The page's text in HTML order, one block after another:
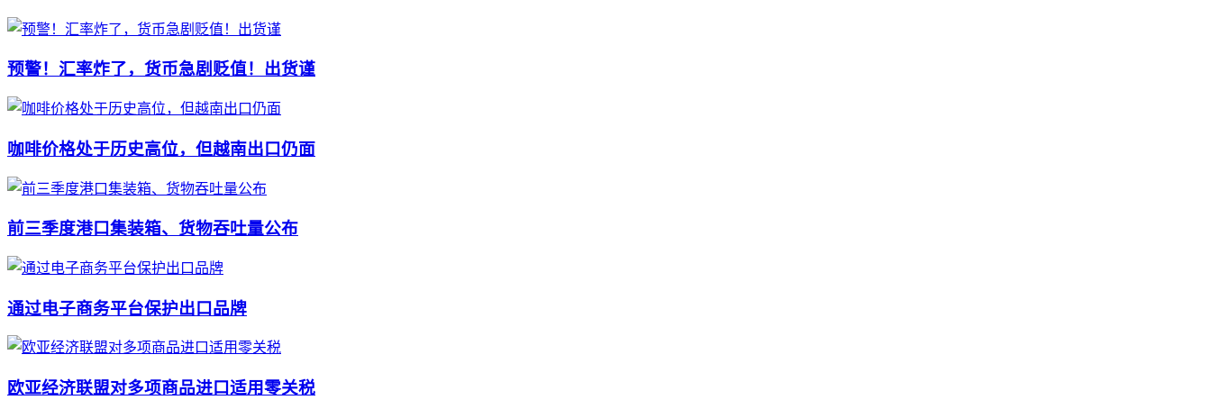
预警！汇率炸了，货币急剧贬值！出货谨
咖啡价格处于历史高位，但越南出口仍面
前三季度港口集装箱、货物吞吐量公布
通过电子商务平台保护出口品牌
欧亚经济联盟对多项商品进口适用零关税